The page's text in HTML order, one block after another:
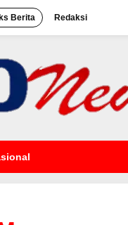
Berita Redaksi